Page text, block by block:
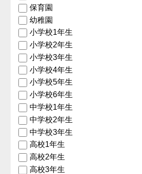
保育園
幼稚園
小学校1年生
小学校2年生
小学校3年生
小学校4年生
小学校5年生
小学校6年生
中学校1年生
中学校2年生
中学校3年生
高校1年生
高校2年生
高校3年生